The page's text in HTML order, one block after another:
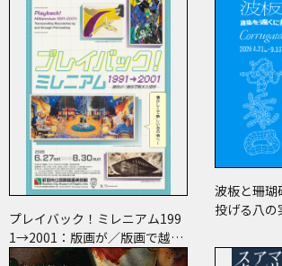
プレイバック！ミレニアム199
1→2001：版画が／版画で越え
た境界
波板と珊
投げる八の